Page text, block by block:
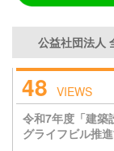
公益社団法人
48 VIEWS
令和7年度「建築
グライフビル推進